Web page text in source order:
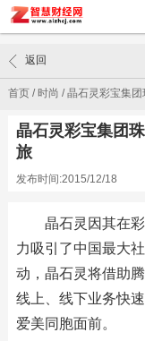
首页/ 时尚 /晶石灵彩宝集
返回
晶石灵彩宝集团
旅
发布时间:2015/12/18
晶石灵因其在
力吸引了中国最大
动，晶石灵将借助
线上、线下业务快
爱美同胞面前。